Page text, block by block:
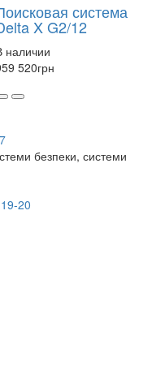
система
X G2/12
наличии
520грн
20